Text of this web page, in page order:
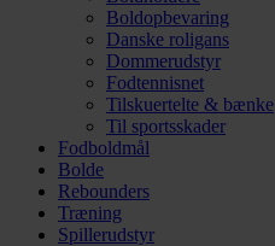
Boldopbevaring
Danske roligans
Dommerudstyr
Fodtennisnet
Tilskuertelte & bænke
Til sportsskader
Fodboldmål
Bolde
Rebounders
Træning
Spillerudstyr